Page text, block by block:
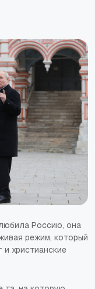
Россию, она
режим, который
христианские